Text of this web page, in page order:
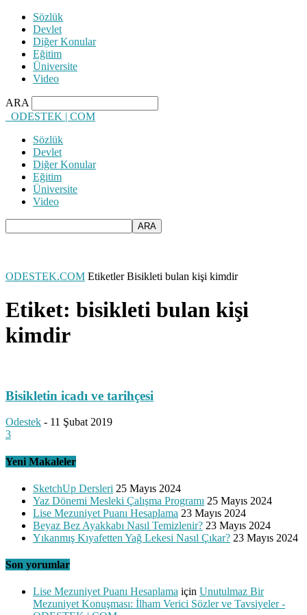
Sözlük
Devlet
Diğer Konular
Eğitim
Üniversite
Video
ARA
ODESTEK | COM
Sözlük
Devlet
Diğer Konular
Eğitim
Üniversite
Video
ODESTEK.COM Etiketler Bisikleti bulan kişi kimdir
Etiket: bisikleti bulan kişi
kimdir
Bisikletin icadı ve tarihçesi
Odestek - 11 Şubat 2019
3
Yeni Makaleler
SketchUp Dersleri 25 Mayıs 2024
Yaz Dönemi Mesleki Çalışma Programı 25 Mayıs 2024
Lise Mezuniyet Puanı Hesaplama 23 Mayıs 2024
Beyaz Bez Ayakkabı Nasıl Temizlenir? 23 Mayıs 2024
Yıkanmış Kıyafetten Yağ Lekesi Nasıl Çıkar? 23 Mayıs 2024
Son yorumlar
Lise Mezuniyet Puanı Hesaplama için Unutulmaz Bir
Mezuniyet Konuşması: İlham Verici Sözler ve Tavsiyeler -